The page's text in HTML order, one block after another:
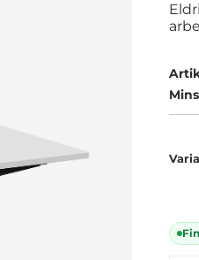
Välkommen! Välj hur du